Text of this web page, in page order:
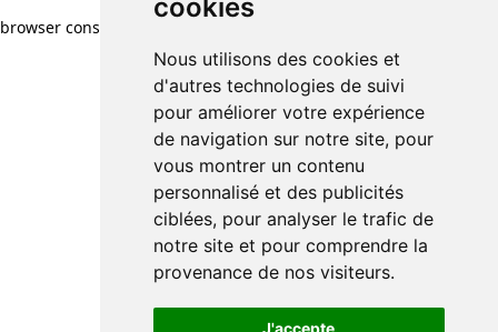
cookies
Nous utilisons des cookies et
d'autres technologies de suivi
pour améliorer votre expérience
de navigation sur notre site, pour
vous montrer un contenu
personnalisé et des publicités
ciblées, pour analyser le trafic de
notre site et pour comprendre la
provenance de nos visiteurs.
J'accepte
browser console for more information)